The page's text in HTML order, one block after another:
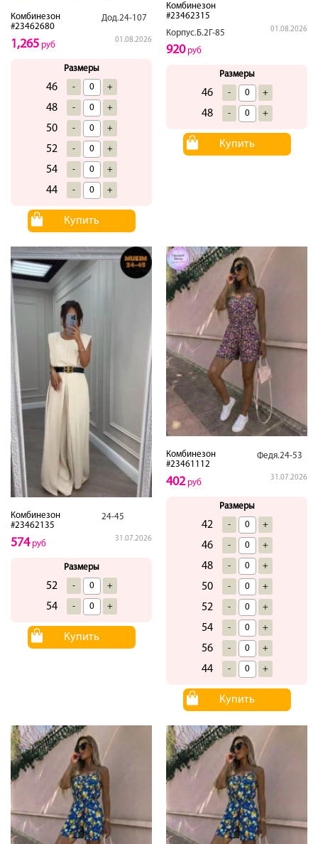
Комбинезон
#23462680
Дод.24-107
01.08.2026
1,265 руб
Размеры
46 - +
48 - +
50 - +
52 - +
54 - +
44 - +
Купить
Комбинезон
#23462315
Корпус.Б.2Г-85
01.08.2026
920руб
Размеры
46 - +
48 - +
Купить
Комбинезон
#23462135
24-45
31.07.2026
574руб
Размеры
52 - +
54 - +
Купить
Комбинезон
#23461112
Федя.24-53
31.07.2026
402руб
Размеры
42 - +
46 - +
48 - +
50 - +
52 - +
54 - +
56 - +
44 - +
Купить